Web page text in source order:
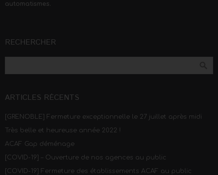
automatismes.
RECHERCHER
ARTICLES RÉCENTS
[GRENOBLE] Fermeture exceptionnelle le 27 juillet après midi
Très belle et heureuse année 2022 !
ACAF Gap déménage
[COVID-19] – Ouverture de nos agences au public
[COVID-19] Fermeture des établissements ACAF au public